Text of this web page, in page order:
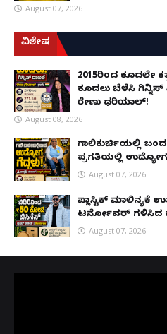
August 07, 2026
ವಿಶೇಷ
2015ರಿಂದ ಕೂದಲೇ
ಕೂದಲು ಬೆಳೆಸಿ
ರೇಣು ಧರಿಯಾಲ್!
August 08, 2026
ಗಾಲಿಕುರ್ಚಿಯಲ್ಲಿ ಬಂದ
ಪ್ರಗತಿಯಲ್ಲಿ
August 07, 2026
ಪ್ಲಾಸ್ಟಿಕ್ ಮಾಲಿನ್ಯಕ್ಕೆ
ಟರ್ನೋವರ್ ಗಳಿಸಿದ
August 07, 2026